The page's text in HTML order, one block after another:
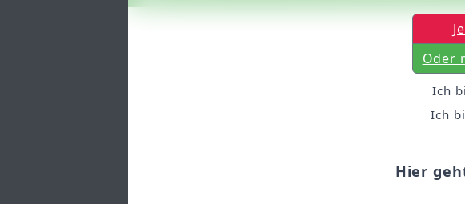
Oder
Ich
Ich
Hier